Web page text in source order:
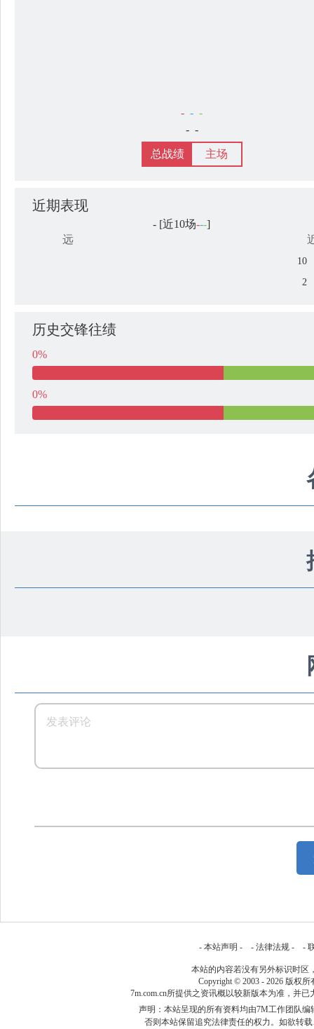
- - -
- -
总战绩 主场
近期表现
-[近10场---]
远
10
2
历史交锋往绩
0%
0%
- 本站声明 - - 法律法规 - -
本站的内容若没有另外标识时区
Copyright © 2003 - 2026 版权所
7m.com.cn所提供之资讯概以较新版本为准，并
声明：本站呈现的所有资料均由7M工作团队
否则本站保留追究法律责任的权力。如欲转